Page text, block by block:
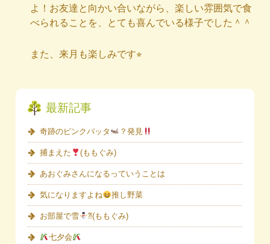
よ！お友達と向かい合いながら、楽しい雰囲気で食
べられることを、とても喜んでいる様子でした＾＾
また、来月も楽しみです⭐︎
最新記事
奇跡のピンクバッタ ？発見
捕まえた (ももぐみ)
あおぐみさんになるっていうことは
気になりますよね 推し野菜
お部屋で雪 ⁈(ももぐみ)
七夕会